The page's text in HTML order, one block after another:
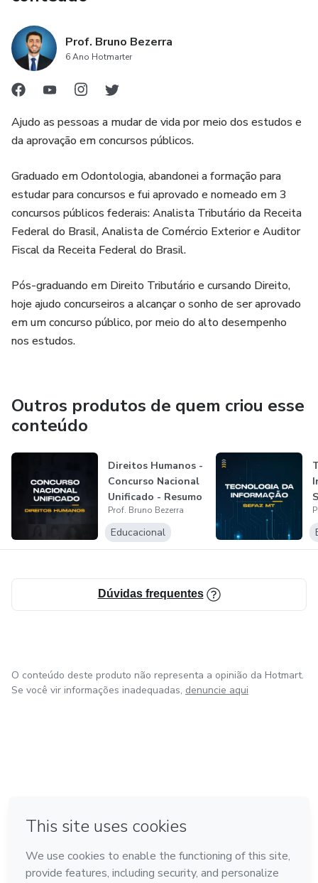
Prof. Bruno Bezerra
6 Ano Hotmarter
Ajudo as pessoas a mudar de vida por meio dos estudos e
da aprovação em concursos públicos.
Graduado em Odontologia, abandonei a formação para
estudar para concursos e fui aprovado e nomeado em 3
concursos públicos federais: Analista Tributário da Receita
Federal do Brasil, Analista de Comércio Exterior e Auditor
Fiscal da Receita Federal do Brasil.
Pós-graduando em Direito Tributário e cursando Direito,
hoje ajudo concurseiros a alcançar o sonho de ser aprovado
em um concurso público, por meio do alto desempenho
nos estudos.
Outros produtos de quem criou esse
conteúdo
Direitos Humanos -
Concurso Nacional
Unificado - Resumo
Esqu...
Prof. Bruno Bezerra
Educacional
Dúvidas frequentes
O conteúdo deste produto não representa a opinião da Hotmart.
Se você vir informações inadequadas, denuncie aqui
Feito com ❤ em Bogotá